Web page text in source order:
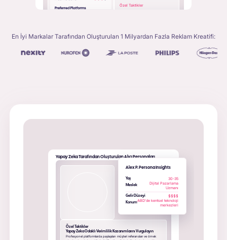
Özel Taktikler
En İyi Markalar Tarafından Oluşturulan 1 Milyardan Fazla Reklam Kreatifi:
Yapay Zeka Tarafından Oluşturulan Alıcı Personaları
Özel Taktikler
Yapay Zeka Odaklı Verimlilik Kazanımlarını Vurgulayın
Profesyonel platformlarda paylaşılan müşteri referansları ve örnek
Alex P. Persona Insights
Yaş 30-35
Meslek
Dijital Pazarlama
Uzmanı
Gelir Düzeyi $$$$
KonumABD'de kentsel teknoloji
merkezleri